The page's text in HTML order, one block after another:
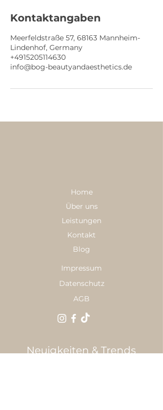
Kontaktangaben
Meerfeldstraße 57, 68163 Mannheim-
Lindenhof, Germany
+4915205114630
info@bog-beautyandaesthetics.de
Home
Über uns
Leistungen
Kontakt
Blog
Impressum
Datenschutz
AGB
Neuigkeiten & Trends